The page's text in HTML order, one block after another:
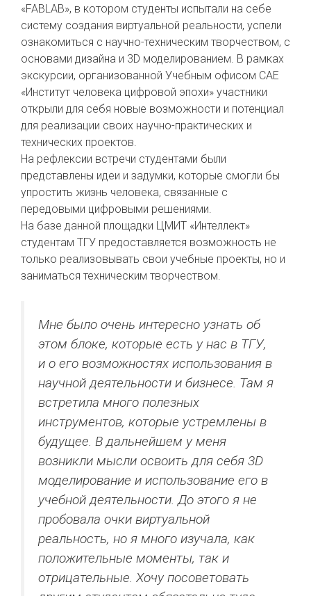
«FABLAB», в котором студенты испытали на себе
систему создания виртуальной реальности, успели
ознакомиться с научно-техническим творчеством, с
основами дизайна и 3D моделированием. В рамках
экскурсии, организованной Учебным офисом САЕ
«Институт человека цифровой эпохи» участники
открыли для себя новые возможности и потенциал
для реализации своих научно-практических и
технических проектов.
На рефлексии встречи студентами были
представлены идеи и задумки, которые смогли бы
упростить жизнь человека, связанные с
передовыми цифровыми решениями.
На базе данной площадки ЦМИТ «Интеллект»
студентам ТГУ предоставляется возможность не
только реализовывать свои учебные проекты, но и
заниматься техническим творчеством.
Мне было очень интересно узнать об
этом блоке, которые есть у нас в ТГУ,
и о его возможностях использования в
научной деятельности и бизнесе. Там я
встретила много полезных
инструментов, которые устремлены в
будущее. В дальнейшем у меня
возникли мысли освоить для себя 3D
моделирование и использование его в
учебной деятельности. До этого я не
пробовала очки виртуальной
реальность, но я много изучала, как
положительные моменты, так и
отрицательные. Хочу посоветовать